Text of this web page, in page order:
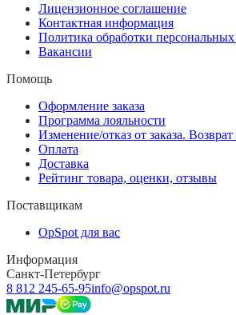
Лицензионное соглашение
Контактная информация
Политика обработки
Вакансии
Помощь
Оформление заказа
Программа лояльности
Изменение/отказ от заказа. Возврат
Оплата
Доставка
Рейтинг товара, оценки, отзывы
Поставщикам
OpSpot для вас
Информация
Санкт-Петербург
8 812 245-65-95info@opspot.ru